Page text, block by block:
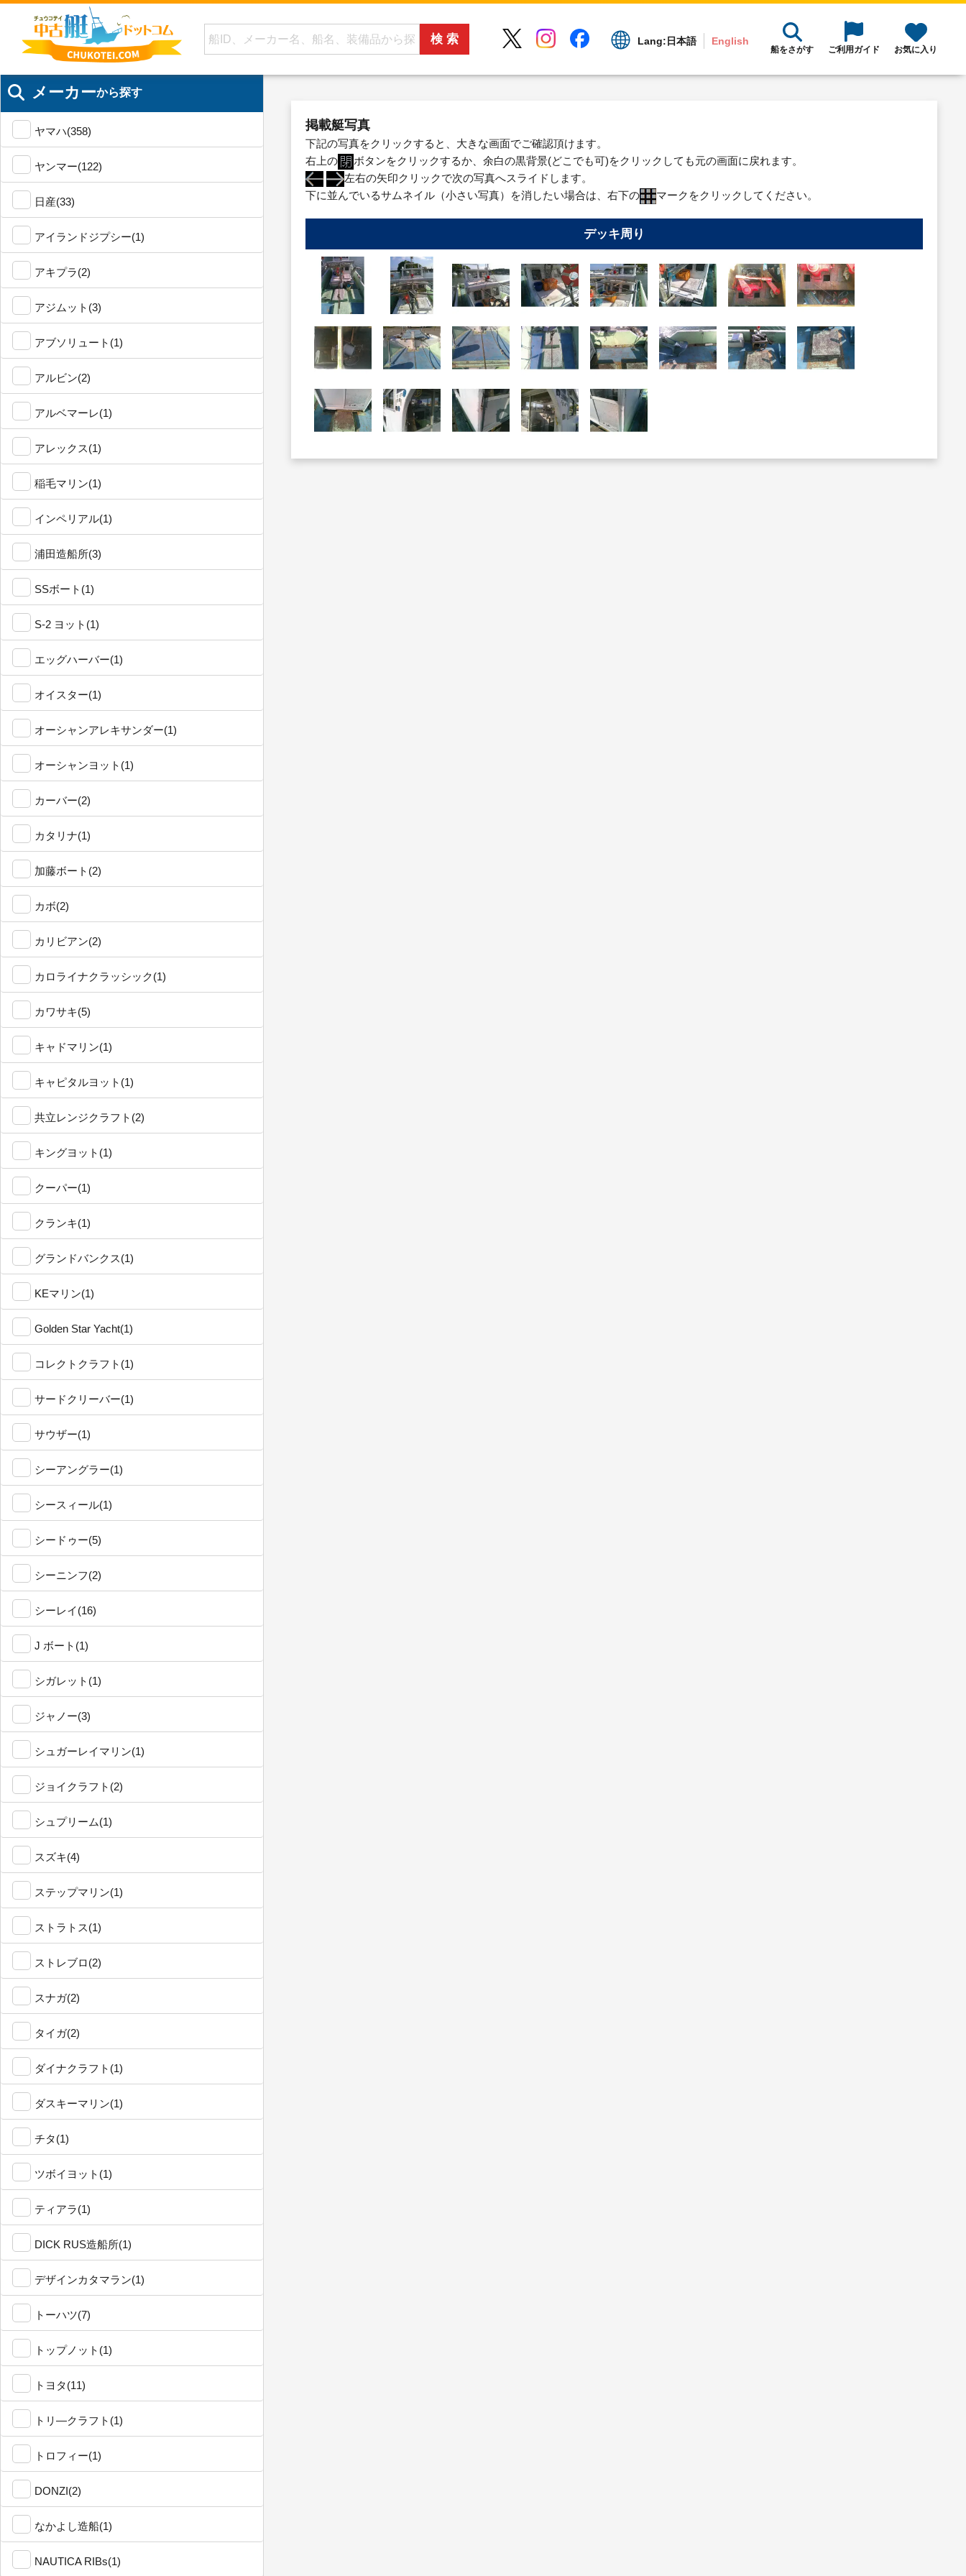
Lang: 日本語 English
船をさがす ご利用ガイド お気に入り
メーカーから探す
ヤマハ(358)
ヤンマー(122)
日産(33)
アイランドジプシー(1)
アキプラ(2)
アジムット(3)
アブソリュート(1)
アルビン(2)
アルベマーレ(1)
アレックス(1)
稲毛マリン(1)
インペリアル(1)
浦田造船所(3)
SSボート(1)
S-2 ヨット(1)
エッグハーバー(1)
オイスター(1)
オーシャンアレキサンダー(1)
オーシャンヨット(1)
カーバー(2)
カタリナ(1)
加藤ボート(2)
カボ(2)
カリビアン(2)
カロライナクラッシック(1)
カワサキ(5)
キャドマリン(1)
キャピタルヨット(1)
共立レンジクラフト(2)
キングヨット(1)
クーパー(1)
クランキ(1)
グランドバンクス(1)
KEマリン(1)
Golden Star Yacht(1)
コレクトクラフト(1)
サードクリーバー(1)
サウザー(1)
シーアングラー(1)
シースィール(1)
シードゥー(5)
シーニンフ(2)
シーレイ(16)
J ボート(1)
シガレット(1)
ジャノー(3)
シュガーレイマリン(1)
ジョイクラフト(2)
シュプリーム(1)
スズキ(4)
ステップマリン(1)
ストラトス(1)
ストレブロ(2)
スナガ(2)
タイガ(2)
ダイナクラフト(1)
ダスキーマリン(1)
チタ(1)
ツボイヨット(1)
ティアラ(1)
DICK RUS造船所(1)
デザインカタマラン(1)
トーハツ(7)
トップノット(1)
トヨタ(11)
トリ―クラフト(1)
トロフィー(1)
DONZI(2)
なかよし造船(1)
NAUTICA RIBs(1)
掲載艇写真
下記の写真をクリックすると、大きな画面でご確認頂けます。
右上の
ボタンをクリックするか、余白の黒背景(どこでも可)をクリックしても元の画面に戻れます。
左右の矢印クリックで次の写真へスライドします。
下に並んでいるサムネイル（小さい写真）を消したい場合は、右下の
マークをクリックしてください。
デッキ周り